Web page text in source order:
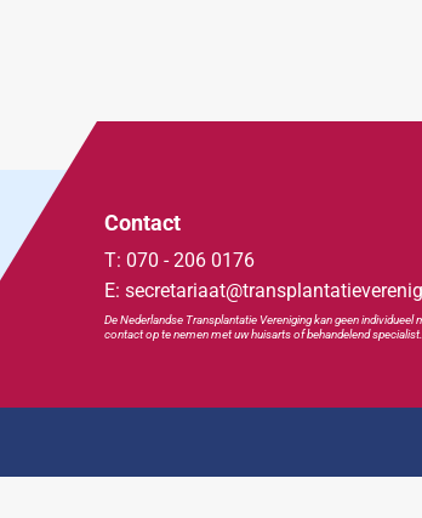
Contact
T: 070 - 206 0176
E:
De Nederlandse Transplantatie Vereniging kan geen individueel
contact op te nemen met uw huisarts of behandelend specialist.